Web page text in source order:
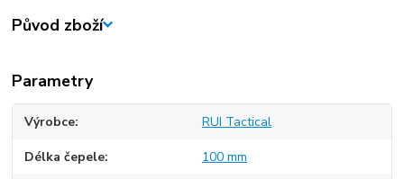
Původ zboží
Parametry
Výrobce RUI Tactical
Délka čepele 100 mm